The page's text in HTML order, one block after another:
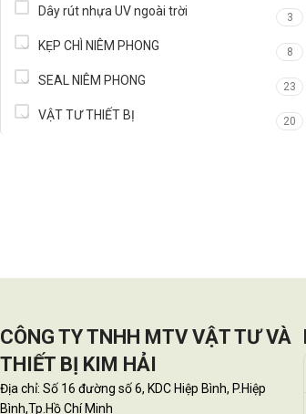
Dây rút nhựa UV ngoài trời 3
KẸP CHÌ NIÊM PHONG 8
SEAL NIÊM PHONG 23
VẬT TƯ THIẾT BỊ 20
CÔNG TY TNHH MTV VẬT TƯ VÀ
THIẾT BỊ KIM HẢI
Địa chỉ: Số 16 đường số 6, KDC Hiệp Bình, P.Hiệp
Bình,Tp.Hồ Chí Minh